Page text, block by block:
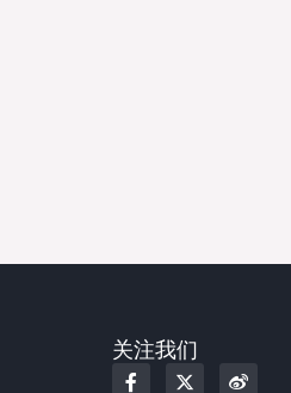
关注我们
F
X
W